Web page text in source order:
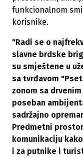
funkcionalnom
korisnike.
"Radi se o
slavne brdske
su smještene u
sa tvrđavom
zonom sa
poseban
sadržajno
Predmetni
komunikaciju
i za putnike i